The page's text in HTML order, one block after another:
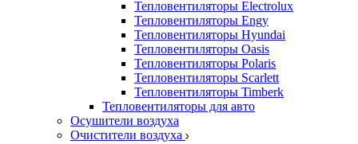
Тепловентиляторы Electrolux
Тепловентиляторы Engy
Тепловентиляторы Hyundai
Тепловентиляторы Oasis
Тепловентиляторы Polaris
Тепловентиляторы Scarlett
Тепловентиляторы Timberk
Тепловентиляторы для авто
Осушители воздуха
Очистители воздуха